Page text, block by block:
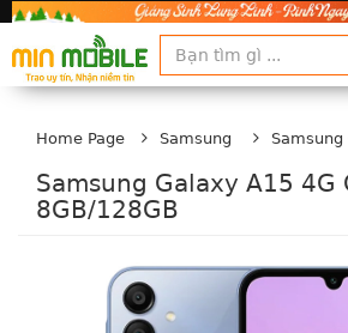
Home Page Samsung
Samsung Galaxy A15 4G
8GB/128GB